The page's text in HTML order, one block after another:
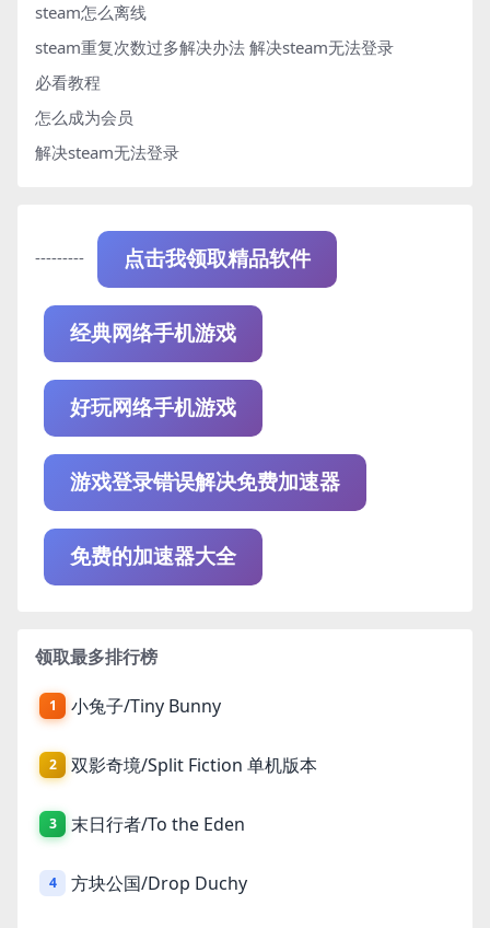
steam怎么离线
steam重复次数过多解决办法 解决steam无法登录
必看教程
怎么成为会员
解决steam无法登录
--------- 点击我领取精品软件
经典网络手机游戏
好玩网络手机游戏
游戏登录错误解决免费加速器
免费的加速器大全
领取最多排行榜
1 小兔子/Tiny Bunny
2 双影奇境/Split Fiction 单机版本
3 末日行者/To the Eden
4 方块公国/Drop Duchy